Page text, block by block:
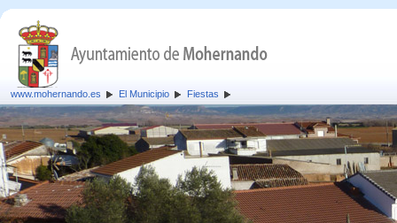
www.mohernando.es El Municipio Fiestas